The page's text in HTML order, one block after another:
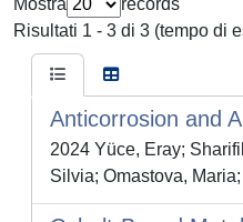
Mostra
records
Risultati 1 - 3 di 3 (tempo di
Anticorrosion and
2024 Yüce, Eray;
Silvia; Omastova,